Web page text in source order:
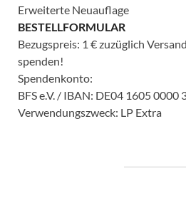
Erweiterte Neuauflage
BESTELLFORMULAR
Bezugspreis: 1 € zuzüglich
spenden!
Spendenkonto:
BFS e.V. / IBAN: DE04 1605 0000
Verwendungszweck: LP Extra